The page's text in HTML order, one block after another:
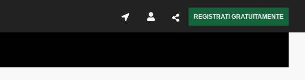
REGISTRATI GRATUITAMENTE